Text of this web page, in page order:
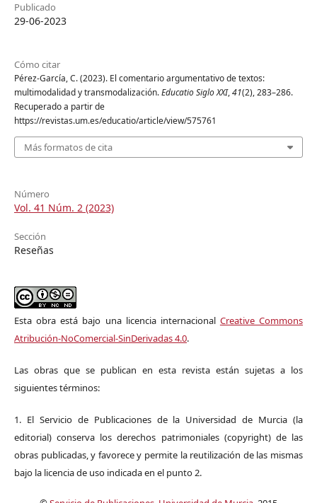
Publicado
29-06-2023
Cómo citar
Pérez-García, C. (2023). El comentario argumentativo de textos:
multimodalidad y transmodalización.Educatio Siglo XXI,41(2), 283–286.
Recuperado a partir de
https://revistas.um.es/educatio/article/view/575761
Más formatos de cita
Número
Vol. 41 Núm. 2 (2023)
Sección
Reseñas
Esta obra está bajo una licencia internacional Creative Commons
Atribución-NoComercial-SinDerivadas 4.0.
Las obras que se publican en esta revista están sujetas a los
siguientes términos:
1. El Servicio de Publicaciones de la Universidad de Murcia (la
editorial) conserva los derechos patrimoniales (copyright) de las
obras publicadas, y favorece y permite la reutilización de las mismas
bajo la licencia de uso indicada en el punto 2.